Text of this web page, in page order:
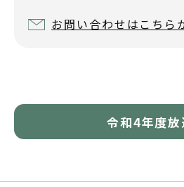
お問い合わせはこちら
令和4年度放